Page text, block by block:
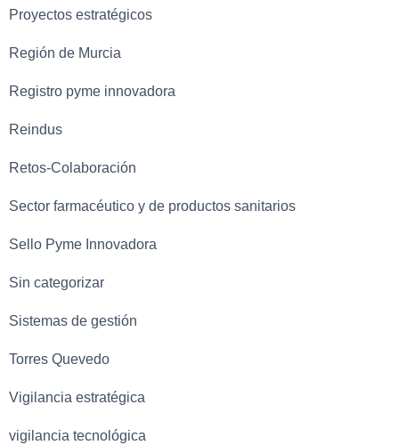
Proyectos estratégicos
Región de Murcia
Registro pyme innovadora
Reindus
Retos-Colaboración
Sector farmacéutico y de productos sanitarios
Sello Pyme Innovadora
Sin categorizar
Sistemas de gestión
Torres Quevedo
Vigilancia estratégica
vigilancia tecnológica